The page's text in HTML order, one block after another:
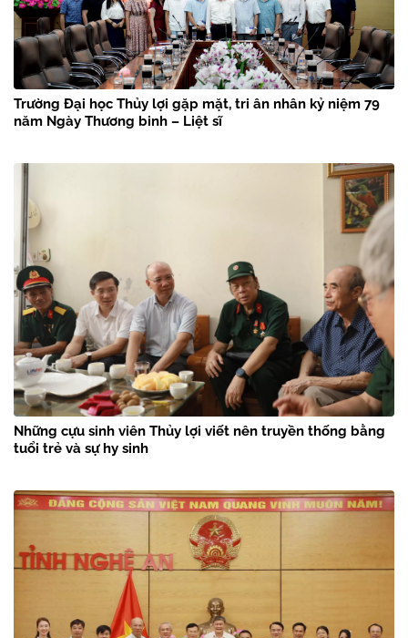
Trường Đại học Thủy lợi gặp mặt, tri ân nhân kỷ niệm 79
năm Ngày Thương binh – Liệt sĩ
Những cựu sinh viên Thủy lợi viết nên truyền thống bằng
tuổi trẻ và sự hy sinh